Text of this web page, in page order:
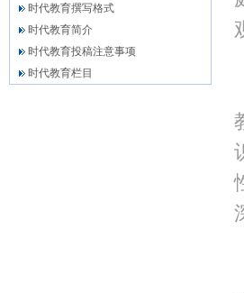
时代教育撰写格式
时代教育简介
时代教育投稿注意事项
时代教育栏目